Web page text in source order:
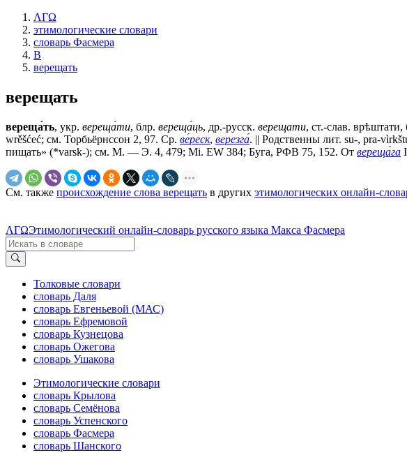
ΛΓΩ
этимологические словари
словарь Фасмера
В
верещать
верещать
вереща́ть, укр. вереща́ти, блр. вереща́ць, др.-русск. верещати, ст.-слав. врѣштати,
wrěšćeć; см. Торбьёрнссон 2, 97. Ср. ве́реск, верезга́. || Родственны лит. su-, pra-
пищать» (*varsk-); см. М. — Э. 4, 479; Mi. EW 384; Буга, РФВ 75, 152. От вереща́га
См. также происхождение слова верещать в других этимологических онлайн-
ΛΓΩЭтимологический онлайн-словарь русского языка Макса Фасмера
Толковые словари
словарь Даля
словарь Евгеньевой (МАС)
словарь Ефремовой
словарь Кузнецова
словарь Ожегова
словарь Ушакова
Этимологические словари
словарь Крылова
словарь Семёнова
словарь Успенского
словарь Фасмера
словарь Шанского